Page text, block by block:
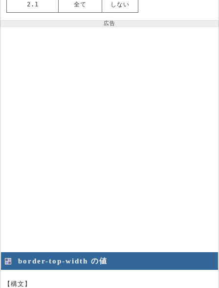
2.1 全て しない
広告
border-top-width の値
【構文】